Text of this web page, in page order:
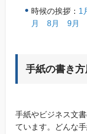
時候の挨拶： 1
月
8月 9月
手紙の書き
手紙やビジネス文
ています。どんな